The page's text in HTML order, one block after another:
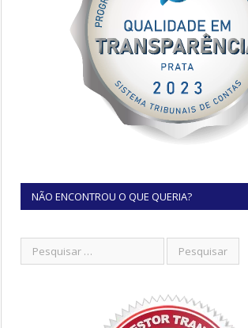
NÃO ENCONTROU O QUE QUERIA?